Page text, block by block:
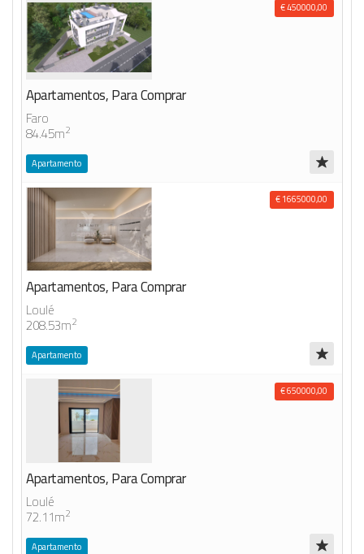
Apartamentos, Para Comprar
Faro
84.45m2
Apartamento
€ 450000,00
Apartamentos, Para Comprar
Loulé
208.53m2
Apartamento
€ 1665000,00
Apartamentos, Para Comprar
Loulé
72.11m2
Apartamento
€ 650000,00